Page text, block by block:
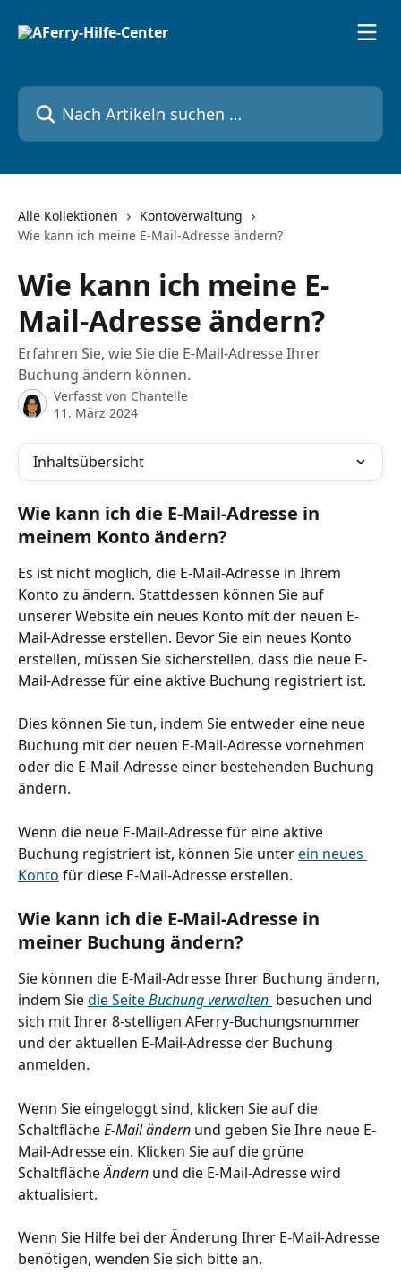
Nach Artikeln suchen …
Alle Kollektionen
Kontoverwaltung
Wie kann ich meine E-Mail-Adresse ändern?
Wie kann ich meine E-
Mail-Adresse ändern?
Erfahren Sie, wie Sie die E-Mail-Adresse Ihrer
Buchung ändern können.
Verfasst von Chantelle
11. März 2024
Inhaltsübersicht
Wie kann ich die E-Mail-Adresse in
meinem Konto ändern?
Es ist nicht möglich, die E-Mail-Adresse in Ihrem
Konto zu ändern. Stattdessen können Sie auf
unserer Website ein neues Konto mit der neuen E-
Mail-Adresse erstellen. Bevor Sie ein neues Konto
erstellen, müssen Sie sicherstellen, dass die neue E-
Mail-Adresse für eine aktive Buchung registriert ist.
Dies können Sie tun, indem Sie entweder eine neue
Buchung mit der neuen E-Mail-Adresse vornehmen
oder die E-Mail-Adresse einer bestehenden Buchung
ändern.
Wenn die neue E-Mail-Adresse für eine aktive
Buchung registriert ist, können Sie unter ein neues
Konto für diese E-Mail-Adresse erstellen.
Wie kann ich die E-Mail-Adresse in
meiner Buchung ändern?
Sie können die E-Mail-Adresse Ihrer Buchung ändern,
indem Sie die Seite Buchung verwalten besuchen und
sich mit Ihrer 8-stelligen AFerry-Buchungsnummer
und der aktuellen E-Mail-Adresse der Buchung
anmelden.
Wenn Sie eingeloggt sind, klicken Sie auf die
Schaltfläche E-Mail ändern und geben Sie Ihre neue E-
Mail-Adresse ein. Klicken Sie auf die grüne
Schaltfläche Ändern und die E-Mail-Adresse wird
aktualisiert.
Wenn Sie Hilfe bei der Änderung Ihrer E-Mail-Adresse
benötigen, wenden Sie sich bitte an.